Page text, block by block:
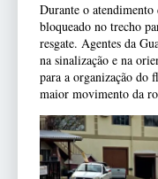
Durante o
bloqueado no trecho
resgate. Agentes da
na sinalização e na
para a organização do
maior movimento da